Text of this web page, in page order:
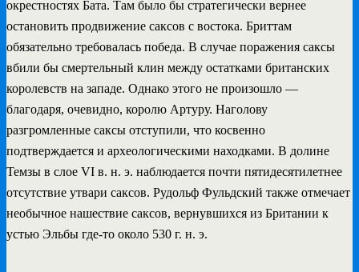
окрестностях Бата. Там было бы стратегически вернее
остановить продвижение саксов с востока. Бриттам
обязательно требовалась победа. В случае поражения саксы
вбили бы смертельный клин между остатками британских
королевств на западе. Однако этого не произошло —
благодаря, очевидно, королю Артуру. Наголову
разгромленные саксы отступили, что косвенно
подтверждается и археологическими находками. В долине
Темзы в слое VI в. н. э. наблюдается почти пятидесятилетнее
отсутствие утвари саксов. Рудольф Фульдский также отмечает
необычное нашествие саксов, вернувшихся из Британии к
устью Эльбы где-то около 530 г. н. э.